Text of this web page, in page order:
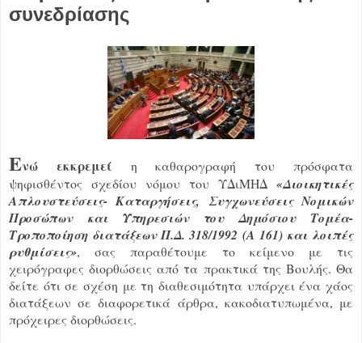
συνεδρίασης
Ενώ εκκρεμεί η καθαρογραφή του πρόσφατα
ψηφισθέντος σχεδίου νόμου του ΥΔιΜΗΔ «Διοικητικές
Απλουστεύσεις- Καταργήσεις, Συγχωνεύσεις Νομικών
Προσώπων και Υπηρεσιών του Δημόσιου Τομέα-
Τροποποίηση διατάξεων Π.Δ. 318/1992 (Α 161) και λοιπές
ρυθμίσεις», σας παραθέτουμε το κείμενο με τις
χειρόγραφες διορθώσεις από τα πρακτικά της Βουλής. Θα
δείτε ότι σε σχέση με τη διαθεσιμότητα υπάρχει ένα χάος
διατάξεων σε διαφορετικά άρθρα, κακοδιατυπωμένα, με
πρόχειρες διορθώσεις.